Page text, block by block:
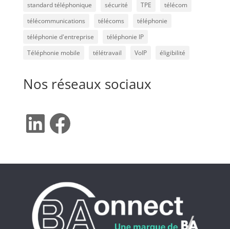
standard téléphonique
sécurité TPE
télécom
télécommunications
télécoms
téléphonie
téléphonie d'entreprise
téléphonie IP
Téléphonie mobile
télétravail VoIP éligibilité
Nos réseaux sociaux
LinkedIn
Facebook